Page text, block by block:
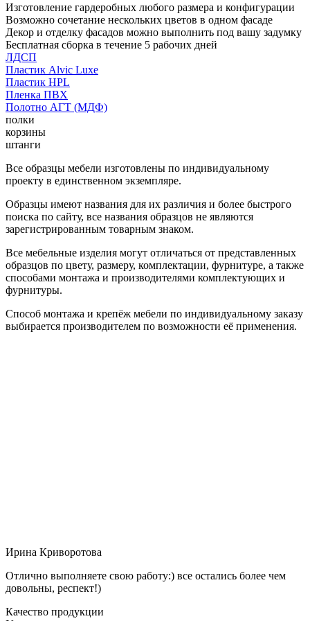
Изготовление гардеробных любого размера и конфигурации
Возможно сочетание нескольких цветов в одном фасаде
Декор и отделку фасадов можно выполнить под вашу задумку
Бесплатная сборка в течение 5 рабочих дней
ЛДСП
Пластик Alvic Luxe
Пластик HPL
Пленка ПВХ
Полотно АГТ (МДФ)
полки
корзины
штанги
Все образцы мебели изготовлены по индивидуальному
проекту в единственном экземпляре.
Образцы имеют названия для их различия и более быстрого
поиска по сайту, все названия образцов не являются
зарегистрированным товарным знаком.
Все мебельные изделия могут отличаться от представленных
образцов по цвету, размеру, комплектации, фурнитуре, а также
способами монтажа и производителями комплектующих и
фурнитуры.
Способ монтажа и крепёж мебели по индивидуальному заказу
выбирается производителем по возможности её применения.
Ирина Криворотова
Отлично выполняете свою работу:) все остались более чем
довольны, респект!)
Качество продукции